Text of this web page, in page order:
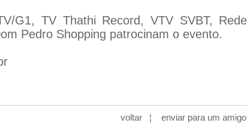
G1, TV Thathi Record, VTV SVBT,
Pedro Shopping patrocinam o evento.
voltar ¦ enviar para um amigo